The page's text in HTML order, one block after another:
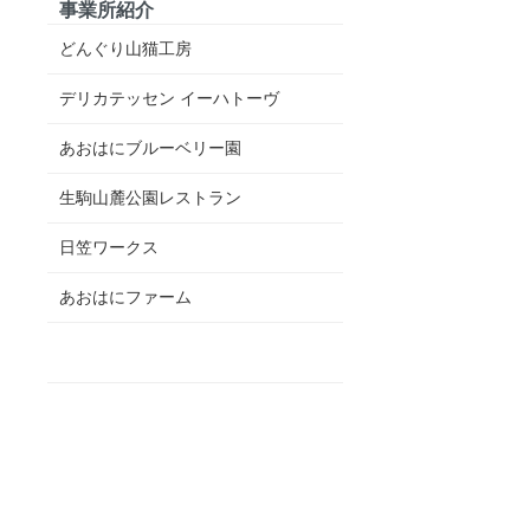
事業所紹介
どんぐり山猫工房
デリカテッセン イーハトーヴ
あおはにブルーベリー園
生駒山麓公園レストラン
日笠ワークス
あおはにファーム